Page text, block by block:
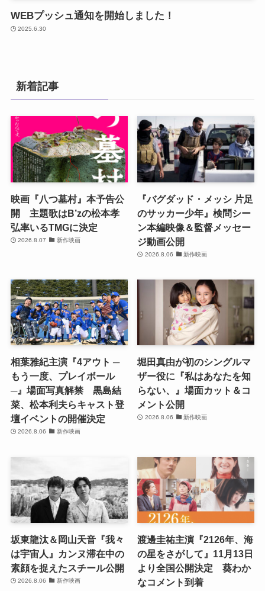
WEBプッシュ通知を開始しました！
2025.6.30
新着記事
映画『八つ墓村』本予告公
開 主題歌はB’zの松本孝
弘率いるTMGに決定
2026.8.07 新作映画
『バグダッド・メッシ 片足
のサッカー少年』検問シー
ン本編映像＆監督メッセー
ジ動画公開
2026.8.06 新作映画
相葉雅紀主演『4アウト ─
もう一度、プレイボール
─』場面写真解禁 黒島結
菜、松本利夫らキャスト登
壇イベントの開催決定
2026.8.06 新作映画
堀田真由が初のシングルマ
ザー役に『私はあなたを知
らない、』場面カット＆コ
メント公開
2026.8.06 新作映画
坂東龍汰＆岡山天音『我々
は宇宙人』カンヌ滞在中の
素顔を捉えたスチール公開
2026.8.06 新作映画
渡邊圭祐主演『2126年、海
の星をさがして』11月13日
より全国公開決定 葵わか
なコメント到着